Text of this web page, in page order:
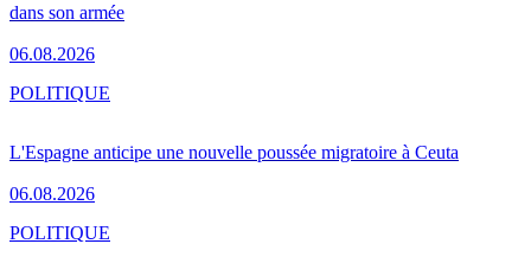
dans son armée
06.08.2026
L'Espagne anticipe une nouvelle poussée migratoire à Ceuta
06.08.2026
POLITIQUE
POLITIQUE